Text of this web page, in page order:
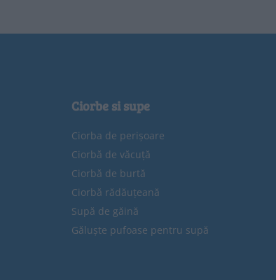
Ciorbe si supe
Ciorba de perișoare
Ciorbă de văcuță
Ciorbă de burtă
Ciorbă rădăuțeană
Supă de găină
Găluște pufoase pentru supă